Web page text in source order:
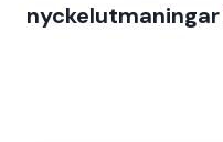
nyckelutmaningar